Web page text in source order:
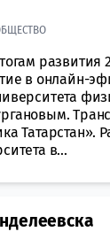
развития
в онлайн-
Татарстан».
в...